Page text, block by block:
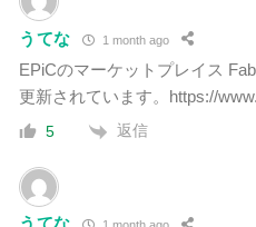
うてな 1 month ago
EPiCのマーケットプレイス
更新されています。https://
5 返信
うてな